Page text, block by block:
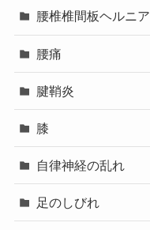
腰椎椎間板ヘルニア
腰痛
腱鞘炎
膝
自律神経の乱れ
足のしびれ